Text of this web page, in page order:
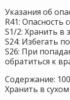
Указания об
R41: Опасность
S1/2: Хранить в
S24: Избегать
S26: При
обратиться к
Содержание:
Хранить в